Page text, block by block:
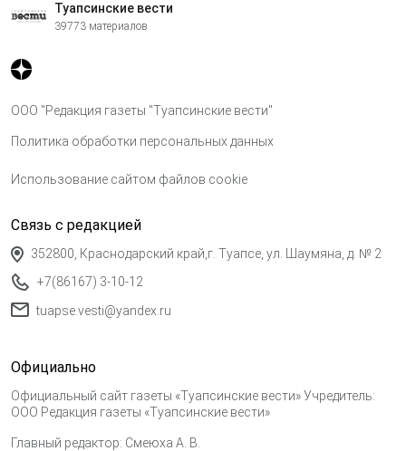
Туапсинские вести
39773 материалов
ООО "Редакция газеты "Туапсинские вести"
Политика обработки персональных данных
Использование сайтом файлов cookie
Связь с редакцией
352800, Краснодарский край,г. Туапсе, ул. Шаумяна, д. № 2
+7(86167) 3-10-12
tuapse.vesti@yandex.ru
Официально
Официальный сайт газеты «Туапсинские вести» Учредитель:
ООО Редакция газеты «Туапсинские вести»
Главный редактор: Смеюха А. В.